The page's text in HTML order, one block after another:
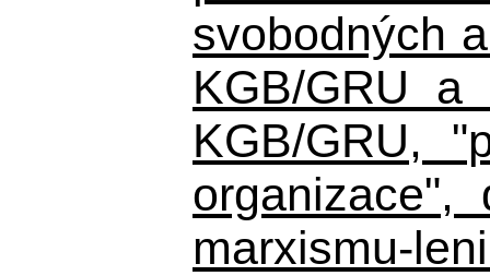
svobodných
KGB/GRU
KGB/GRU,
organizace",
marxismu-